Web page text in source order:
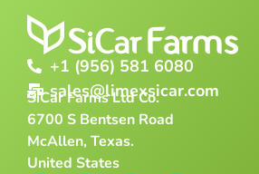
+1 (956) 581 6080
sales@limexsicar.com
SiCar Farms Ltd Co.
6700 S Bentsen Road
McAllen, Texas.
United States